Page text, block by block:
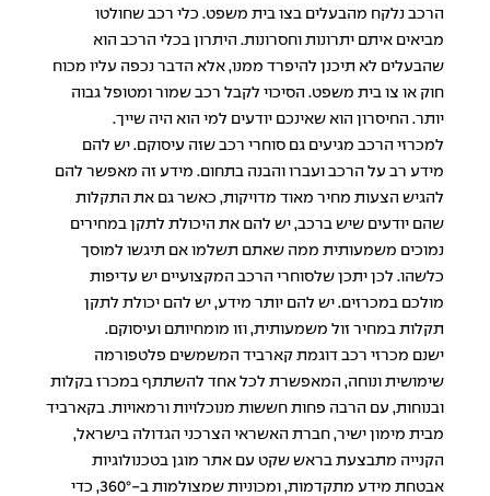
הרכב נלקח מהבעלים בצו בית משפט. כלי רכב שחולטו
מביאים איתם יתרונות וחסרונות. היתרון בכלי הרכב הוא
שהבעלים לא תיכנן להיפרד ממנו, אלא הדבר נכפה עליו מכוח
חוק או צו בית משפט. הסיכוי לקבל רכב שמור ומטופל גבוה
יותר. החיסרון הוא שאינכם יודעים למי הוא היה שייך.
למכרזי הרכב מגיעים גם סוחרי רכב שזה עיסוקם. יש להם
מידע רב על הרכב ועברו והבנה בתחום. מידע זה מאפשר להם
להגיש הצעות מחיר מאוד מדויקות, כאשר גם את התקלות
שהם יודעים שיש ברכב, יש להם את היכולת לתקן במחירים
נמוכים משמעותית ממה שאתם תשלמו אם תיגשו למוסך
כלשהו. לכן יתכן שלסוחרי הרכב המקצועיים יש עדיפות
מולכם במכרזים. יש להם יותר מידע, יש להם יכולת לתקן
תקלות במחיר זול משמעותית, וזו מומחיותם ועיסוקם.
ישנם מכרזי רכב דוגמת קארביד המשמשים פלטפורמה
שימושית ונוחה, המאפשרת לכל אחד להשתתף במכרז בקלות
ובנוחות, עם הרבה פחות חששות מנוכלויות ורמאויות. בקארביד
מבית מימון ישיר, חברת האשראי הצרכני הגדולה בישראל,
הקנייה מתבצעת בראש שקט עם אתר מוגן בטכנולוגיות
אבטחת מידע מתקדמות, ומכוניות שמצולמות ב-360°, כדי